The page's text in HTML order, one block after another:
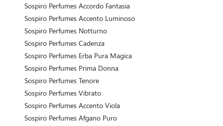
Sospiro Perfumes Accordo Fantasia
Sospiro Perfumes Accento Luminoso
Sospiro Perfumes Notturno
Sospiro Perfumes Cadenza
Sospiro Perfumes Erba Pura Magica
Sospiro Perfumes Prima Donna
Sospiro Perfumes Tenore
Sospiro Perfumes Vibrato
Sospiro Perfumes Accento Viola
Sospiro Perfumes Afgano Puro